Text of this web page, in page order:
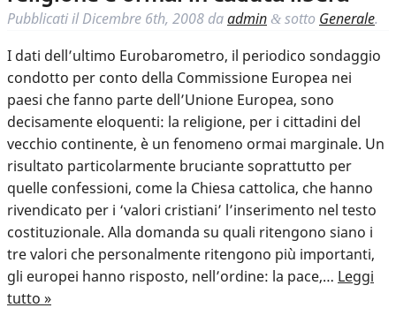
Pubblicati ilDicembre 6th, 2008 daadmin & sotto Generale.
I dati dell’ultimo Eurobarometro, il periodico sondaggio
condotto per conto della Commissione Europea nei
paesi che fanno parte dell’Unione Europea, sono
decisamente eloquenti: la religione, per i cittadini del
vecchio continente, è un fenomeno ormai marginale. Un
risultato particolarmente bruciante soprattutto per
quelle confessioni, come la Chiesa cattolica, che hanno
rivendicato per i ‘valori cristiani’ l’inserimento nel testo
costituzionale. Alla domanda su quali ritengono siano i
tre valori che personalmente ritengono più importanti,
gli europei hanno risposto, nell’ordine: la pace,… Leggi
tutto »